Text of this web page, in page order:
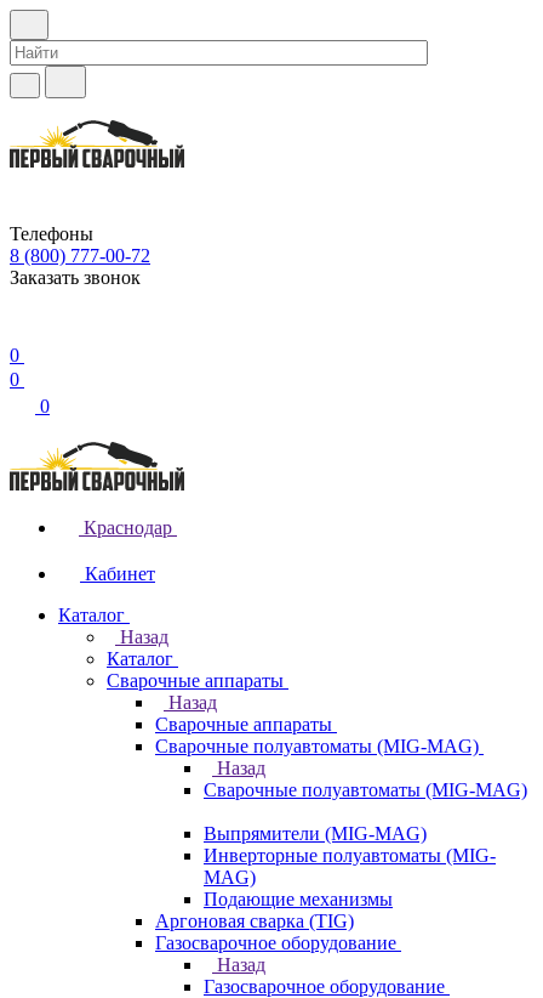
Телефоны
8 (800) 777-00-72
Заказать звонок
0
0
0
Краснодар
Кабинет
Каталог
Назад
Каталог
Сварочные аппараты
Назад
Сварочные аппараты
Сварочные полуавтоматы (MIG-MAG)
Назад
Сварочные полуавтоматы (MIG-MAG)
Выпрямители (MIG-MAG)
Инверторные полуавтоматы (MIG-
MAG)
Подающие механизмы
Аргоновая сварка (TIG)
Газосварочное оборудование
Назад
Газосварочное оборудование